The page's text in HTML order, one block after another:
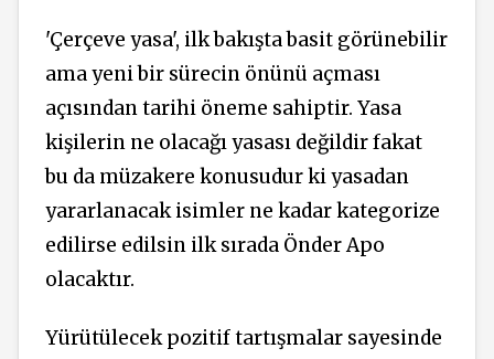
'Çerçeve yasa', ilk bakışta basit görünebilir
ama yeni bir sürecin önünü açması
açısından tarihi öneme sahiptir. Yasa
kişilerin ne olacağı yasası değildir fakat
bu da müzakere konusudur ki yasadan
yararlanacak isimler ne kadar kategorize
edilirse edilsin ilk sırada Önder Apo
olacaktır.
Yürütülecek pozitif tartışmalar sayesinde